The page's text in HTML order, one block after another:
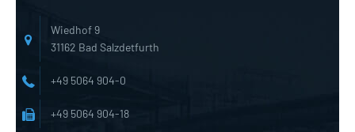
Wiedhof 9
31162 Bad Salzdetfurth
+49 5064 904-0
+49 5064 904-18